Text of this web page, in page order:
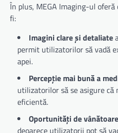
În plus, MEGA Imaging-ul
fi:
Imagini clare și detaliate
permit utilizatorilor să vadă
apei.
Percepție mai bună a
utilizatorilor să se asigure
eficientă.
Oportunități de
deoarece utilizatorii pot să